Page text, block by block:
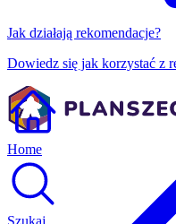
Jak działają rekomendacje?
Dowiedz się jak korzystać z
Home
Szukaj